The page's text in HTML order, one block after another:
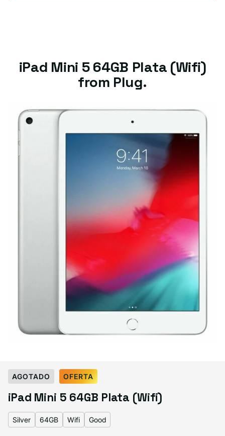
iPad Mini 5 64GB Plata (Wifi)
from Plug.
Select Color: Silver
Space Gray
Silver
Variante agotada o no disponible
Gold
Variante agotada o no disponible
AGOTADO OFERTA
iPad Mini 5 64GB Plata (Wifi)
Silver 64GB Wifi Good